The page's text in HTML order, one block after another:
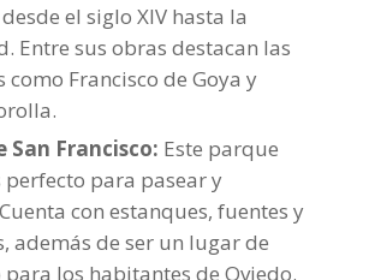
el siglo XIV hasta la
Entre sus obras destacan las
como Francisco de Goya y
San Francisco: Este parque
perfecto para pasear y
con estanques, fuentes y
además de ser un lugar de
los habitantes de Oviedo.